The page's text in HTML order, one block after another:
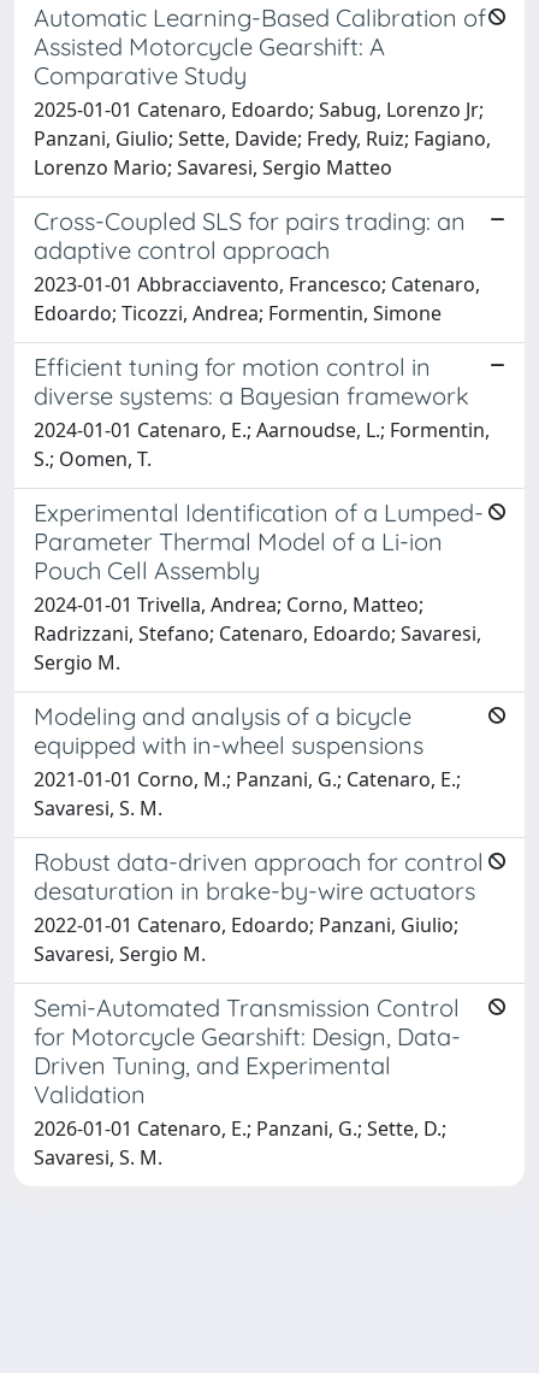
Automatic Learning-Based Calibration of
Assisted Motorcycle Gearshift: A
Comparative Study
2025-01-01 Catenaro, Edoardo; Sabug, Lorenzo Jr;
Panzani, Giulio; Sette, Davide; Fredy, Ruiz; Fagiano,
Lorenzo Mario; Savaresi, Sergio Matteo
Cross-Coupled SLS for pairs trading: an
adaptive control approach
2023-01-01 Abbracciavento, Francesco; Catenaro,
Edoardo; Ticozzi, Andrea; Formentin, Simone
Efficient tuning for motion control in
diverse systems: a Bayesian framework
2024-01-01 Catenaro, E.; Aarnoudse, L.; Formentin,
S.; Oomen, T.
Experimental Identification of a Lumped-
Parameter Thermal Model of a Li-ion
Pouch Cell Assembly
2024-01-01 Trivella, Andrea; Corno, Matteo;
Radrizzani, Stefano; Catenaro, Edoardo; Savaresi,
Sergio M.
Modeling and analysis of a bicycle
equipped with in-wheel suspensions
2021-01-01 Corno, M.; Panzani, G.; Catenaro, E.;
Savaresi, S. M.
Robust data-driven approach for control
desaturation in brake-by-wire actuators
2022-01-01 Catenaro, Edoardo; Panzani, Giulio;
Savaresi, Sergio M.
Semi-Automated Transmission Control
for Motorcycle Gearshift: Design, Data-
Driven Tuning, and Experimental
Validation
2026-01-01 Catenaro, E.; Panzani, G.; Sette, D.;
Savaresi, S. M.